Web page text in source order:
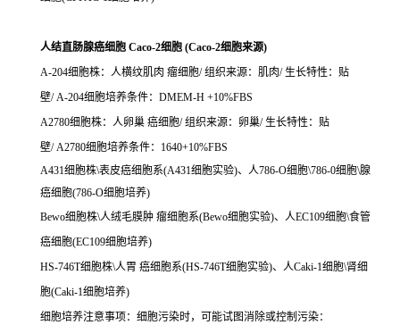
人结直肠腺癌细胞 Caco-2细胞 (Caco-2细胞来源)
A-204细胞株：人横纹肌肉 瘤细胞/ 组织来源：肌肉/ 生长特性：贴
壁/ A-204细胞培养条件：DMEM-H +10%FBS
A2780细胞株：人卵巢 癌细胞/ 组织来源：卵巢/ 生长特性：贴
壁/ A2780细胞培养条件：1640+10%FBS
A431细胞株\表皮癌细胞系(A431细胞实验)、人786-O细胞\786-0细胞\腺
癌细胞(786-O细胞培养)
Bewo细胞株\人绒毛膜肿 瘤细胞系(Bewo细胞实验)、人EC109细胞\食管
癌细胞(EC109细胞培养)
HS-746T细胞株\人胃 癌细胞系(HS-746T细胞实验)、人Caki-1细胞\肾细
胞(Caki-1细胞培养)
细胞培养注意事项：细胞污染时，可能试图消除或控制污染：